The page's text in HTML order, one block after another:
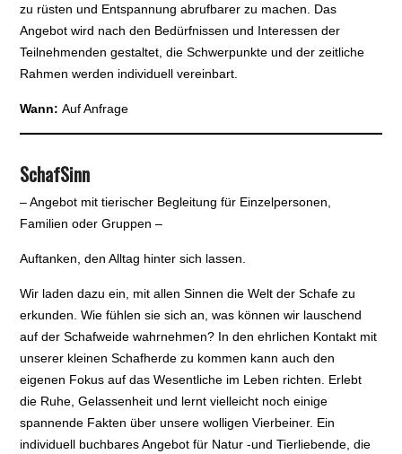
zu rüsten und Entspannung abrufbarer zu machen. Das
Angebot wird nach den Bedürfnissen und Interessen der
Teilnehmenden gestaltet, die Schwerpunkte und der zeitliche
Rahmen werden individuell vereinbart.
Wann:Auf Anfrage
SchafSinn
– Angebot mit tierischer Begleitung für Einzelpersonen,
Familien oder Gruppen –
Auftanken, den Alltag hinter sich lassen.
Wir laden dazu ein, mit allen Sinnen die Welt der Schafe zu
erkunden. Wie fühlen sie sich an, was können wir lauschend
auf der Schafweide wahrnehmen? In den ehrlichen Kontakt mit
unserer kleinen Schafherde zu kommen kann auch den
eigenen Fokus auf das Wesentliche im Leben richten. Erlebt
die Ruhe, Gelassenheit und lernt vielleicht noch einige
spannende Fakten über unsere wolligen Vierbeiner. Ein
individuell buchbares Angebot für Natur -und Tierliebende, die